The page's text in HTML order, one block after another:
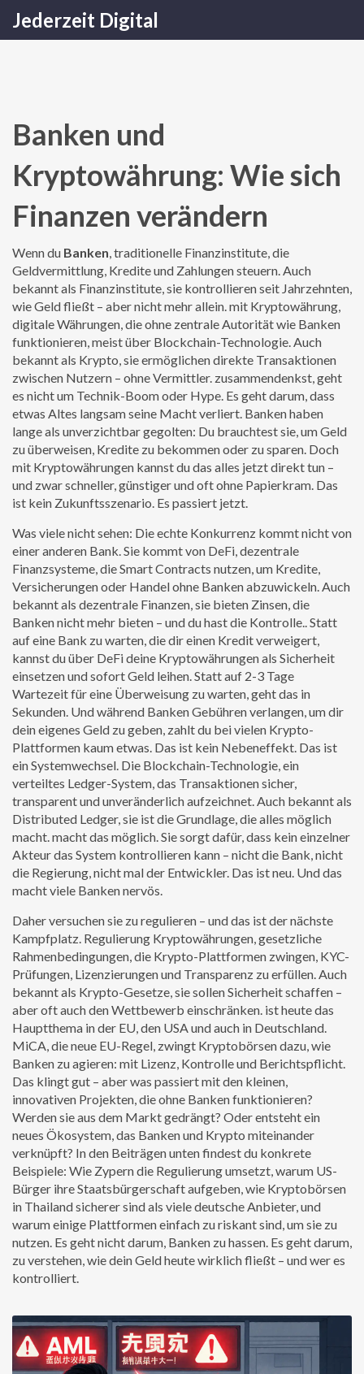
Jederzeit Digital
Banken und
Kryptowährung: Wie sich
Finanzen verändern
Wenn du Banken,traditionelle Finanzinstitute, die
Geldvermittlung, Kredite und Zahlungen steuern. Auch
bekannt als Finanzinstitute, sie kontrollieren seit Jahrzehnten,
wie Geld fließt – aber nicht mehr allein.mit Kryptowährung,
digitale Währungen, die ohne zentrale Autorität wie Banken
funktionieren, meist über Blockchain-Technologie. Auch
bekannt als Krypto, sie ermöglichen direkte Transaktionen
zwischen Nutzern – ohne Vermittler. zusammendenkst, geht
es nicht um Technik-Boom oder Hype. Es geht darum, dass
etwas Altes langsam seine Macht verliert. Banken haben
lange als unverzichtbar gegolten: Du brauchtest sie, um Geld
zu überweisen, Kredite zu bekommen oder zu sparen. Doch
mit Kryptowährungen kannst du das alles jetzt direkt tun –
und zwar schneller, günstiger und oft ohne Papierkram. Das
ist kein Zukunftsszenario. Es passiert jetzt.
Was viele nicht sehen: Die echte Konkurrenz kommt nicht von
einer anderen Bank. Sie kommt von DeFi,dezentrale
Finanzsysteme, die Smart Contracts nutzen, um Kredite,
Versicherungen oder Handel ohne Banken abzuwickeln. Auch
bekannt als dezentrale Finanzen, sie bieten Zinsen, die
Banken nicht mehr bieten – und du hast die Kontrolle.. Statt
auf eine Bank zu warten, die dir einen Kredit verweigert,
kannst du über DeFi deine Kryptowährungen als Sicherheit
einsetzen und sofort Geld leihen. Statt auf 2-3 Tage
Wartezeit für eine Überweisung zu warten, geht das in
Sekunden. Und während Banken Gebühren verlangen, um dir
dein eigenes Geld zu geben, zahlt du bei vielen Krypto-
Plattformen kaum etwas. Das ist kein Nebeneffekt. Das ist
ein Systemwechsel. Die Blockchain-Technologie,ein
verteiltes Ledger-System, das Transaktionen sicher,
transparent und unveränderlich aufzeichnet. Auch bekannt als
Distributed Ledger, sie ist die Grundlage, die alles möglich
macht.macht das möglich. Sie sorgt dafür, dass kein einzelner
Akteur das System kontrollieren kann – nicht die Bank, nicht
die Regierung, nicht mal der Entwickler. Das ist neu. Und das
macht viele Banken nervös.
Daher versuchen sie zu regulieren – und das ist der nächste
Kampfplatz. Regulierung Kryptowährungen,gesetzliche
Rahmenbedingungen, die Krypto-Plattformen zwingen, KYC-
Prüfungen, Lizenzierungen und Transparenz zu erfüllen. Auch
bekannt als Krypto-Gesetze, sie sollen Sicherheit schaffen –
aber oft auch den Wettbewerb einschränken. ist heute das
Hauptthema in der EU, den USA und auch in Deutschland.
MiCA, die neue EU-Regel, zwingt Kryptobörsen dazu, wie
Banken zu agieren: mit Lizenz, Kontrolle und Berichtspflicht.
Das klingt gut – aber was passiert mit den kleinen,
innovativen Projekten, die ohne Banken funktionieren?
Werden sie aus dem Markt gedrängt? Oder entsteht ein
neues Ökosystem, das Banken und Krypto miteinander
verknüpft? In den Beiträgen unten findest du konkrete
Beispiele: Wie Zypern die Regulierung umsetzt, warum US-
Bürger ihre Staatsbürgerschaft aufgeben, wie Kryptobörsen
in Thailand sicherer sind als viele deutsche Anbieter, und
warum einige Plattformen einfach zu riskant sind, um sie zu
nutzen. Es geht nicht darum, Banken zu hassen. Es geht darum,
zu verstehen, wie dein Geld heute wirklich fließt – und wer es
kontrolliert.